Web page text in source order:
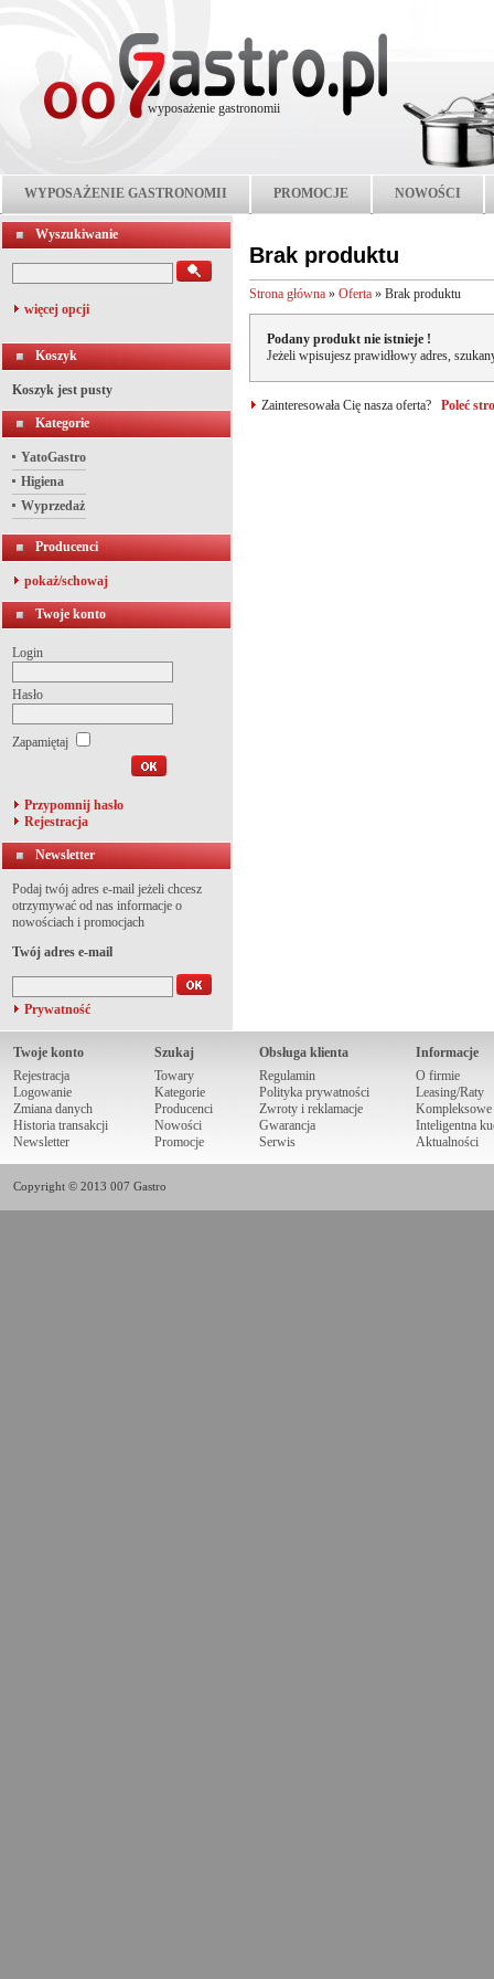
wyposażenie gastronomii
WYPOSAŻENIE GASTRONOMII PROMOCJE NOWOŚCI
Wyszukiwanie
więcej opcji
Koszyk
Koszyk jest pusty
Kategorie
YatoGastro
Higiena
Wyprzedaż
Producenci
pokaż/schowaj
Twoje konto
Login
Hasło
Zapamiętaj
Przypomnij hasło
Rejestracja
Newsletter
Podaj twój adres e-mail jeżeli chcesz
otrzymywać od nas informacje o
nowościach i promocjach
Twój adres e-mail
Prywatność
Brak produktu
Strona główna » Oferta » Brak produktu
Podany produkt nie istnieje !
Jeżeli wpisujesz prawidłowy adres,
Zainteresowała Cię nasza oferta? Poleć
Twoje konto
Rejestracja
Logowanie
Zmiana danych
Historia transakcji
Newsletter
Szukaj
Towary
Kategorie
Producenci
Nowości
Promocje
Obsługa klienta
Regulamin
Polityka prywatności
Zwroty i reklamacje
Gwarancja
Serwis
Informacje
O firmie
Leasing/Raty
Kompleksowe
Inteligentna
Aktualności
Copyright © 2013 007 Gastro